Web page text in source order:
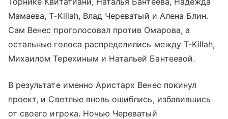
Мамаева, T-Killah, Влад Череватый и Алена Блин.
Сам Венес проголосовал против Омарова, а
остальные голоса распределились между T-Killah,
Михаилом Терехиным и Натальей Бантеевой.
В результате именно Аристарх Венес покинул
проект, и Светлые вновь ошиблись, избавившись
от своего игрока. Ночью Череватый